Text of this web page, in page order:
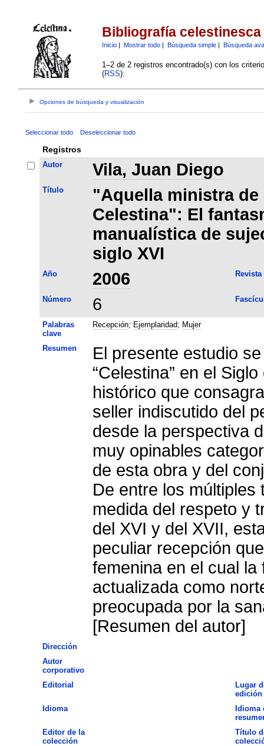
Bibliografía celestinesca
Inicio| Mostrar todo| Búsqueda simple| Búsqueda
1–2 de 2 registros encontrado(s) con los
(RSS):
Opciones de búsqueda y visualización
Seleccionar todo Deseleccionar todo
Registros
Autor Vila, Juan Diego
Título
"Aquella ministra de
Celestina": El
manualística de
siglo XVI
Año 2006 Revista
Número 6
Palabras
clave
Recepción; Ejemplaridad; Mujer
Resumen
El presente estudio
“Celestina” en el
histórico que
seller indiscutido del
desde la perspectiva
muy opinables
de esta obra y del
De entre los múltiples
medida del respeto y
del XVI y del XVII,
peculiar recepción
femenina en el cual
actualizada como
preocupada por la
[Resumen del autor]
Dirección
Autor
corporativo
Editorial
Lugar
edición
Idioma
Idioma
Editor de la
colección
Título